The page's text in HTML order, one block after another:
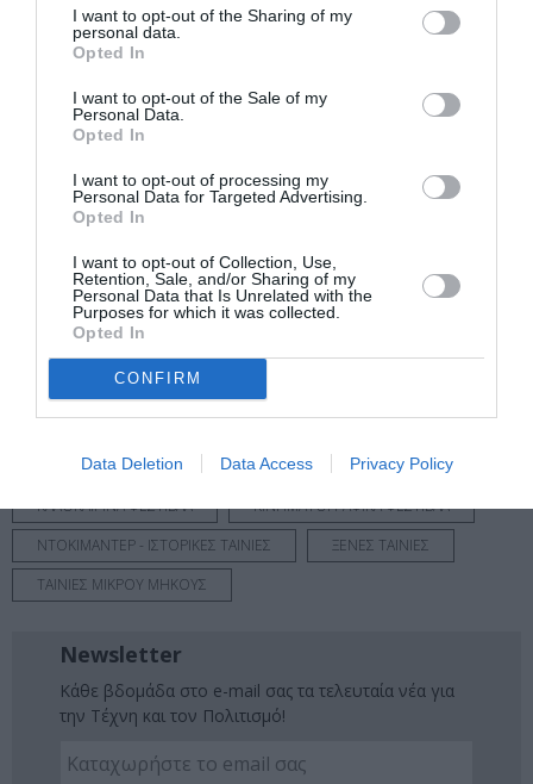
I want to opt-out of the Sharing of my
personal data.
Opted In
I want to opt-out of the Sale of my
Personal Data.
Opted In
I want to opt-out of processing my
Personal Data for Targeted Advertising.
Opted In
I want to opt-out of Collection, Use,
Retention, Sale, and/or Sharing of my
Personal Data that Is Unrelated with the
Purposes for which it was collected.
Opted In
CONFIRM
Data Deletion Data Access Privacy Policy
μέρος της συζήτησης με αφορμή την 7η Τέχνη.
Διαβάστε επίσης:
Φεστιβάλ Κινηματογράφου Σαντορίνης 2024: Δυαδικά Όλα
Φεστιβάλ Κινηματογράφου Σαντορίνης 2024: Το πρόγραμμα
Ακολουθήστε το Culturenow.gr στοGoogle News
μάθετε πρώτοι όλες τις ειδήσεις
Δείτε όλα τατελευταία νέαγια την Τέχνη και τον
Πολιτισμό στοCulturenow.gr
Νέοι Διαγωνισμοί❯
Tags
ΕΚΠΑΙΔΕΥΤΙΚΑ ΠΡΟΓΡΑΜΜΑΤΑ
ΕΛΛΗΝΙΚΕΣ ΤΑΙΝΙΕΣ
ΚΑΛΟΚΑΙΡΙΝΑ ΦΕΣΤΙΒΑΛ
ΚΙΝΗΜΑΤΟΓΡΑΦΙΚΑ ΦΕΣΤΙΒΑΛ
ΝΤΟΚΙΜΑΝΤΕΡ - ΙΣΤΟΡΙΚΕΣ ΤΑΙΝΙΕΣ
ΞΕΝΕΣ ΤΑΙΝΙΕΣ
ΤΑΙΝΙΕΣ ΜΙΚΡΟΥ ΜΗΚΟΥΣ
Newsletter
Κάθε βδομάδα στο e-mail σας τα τελευταία νέα για
την Τέχνη και τον Πολιτισμό!